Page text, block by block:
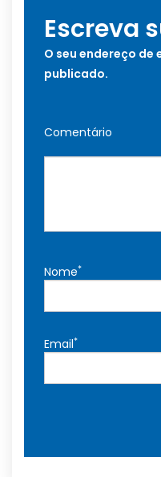
Escreva
O seu endereço de
publicado.
Comentário
Nome*
Email*